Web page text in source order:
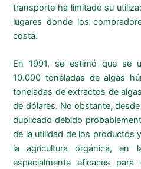
transporte ha limitado su
lugares donde los
costa.
En 1991, se estimó que se
10.000 toneladas de algas
toneladas de extractos de
de dólares. No obstante,
duplicado debido
de la utilidad de los productos
la agricultura orgánica, en
especialmente eficaces